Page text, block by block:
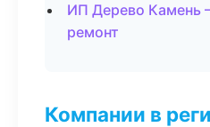
ИП Дерево Камень
ремонт
Компании в